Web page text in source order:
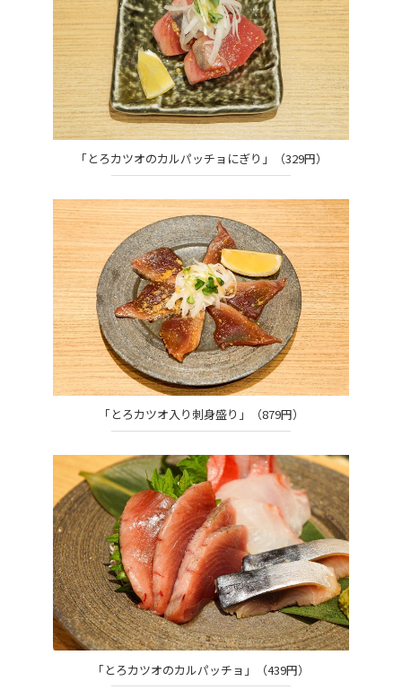
「とろカツオのカルパッチョにぎり」（329円）
「とろカツオ入り刺身盛り」（879円）
「とろカツオのカルパッチョ」（439円）